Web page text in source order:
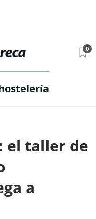
0
el taller de
a